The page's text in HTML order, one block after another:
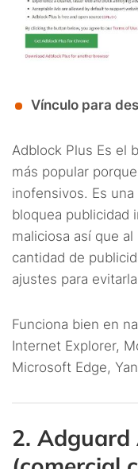
Vínculo para
Adblock Plus Es el
más popular
inofensivos. Es
bloquea publicidad
maliciosa así que
cantidad de
ajustes para
Funciona bien en
Internet Explorer,
Microsoft Edge,
2. Adguard